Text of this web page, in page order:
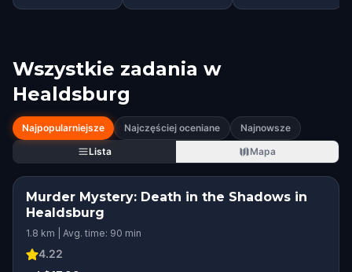
Wszystkie zadania w
Healdsburg
Najpopularniejsze Najczęściej oceniane
Najnowsze
Lista
Mapa
Murder Mystery: Death in the Shadows in
Healdsburg
1.8 km | Avg. time: 90 min
4.22